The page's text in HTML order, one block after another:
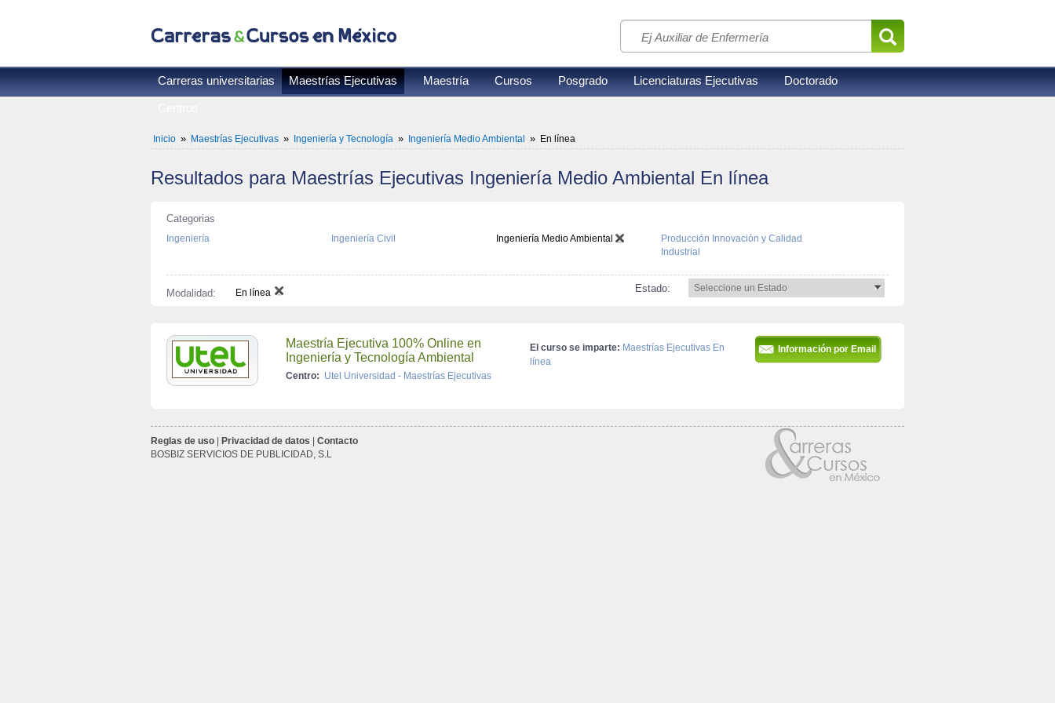
Carreras universitarias Maestrías Ejecutivas Maestría Cursos Posgrado Licenciaturas Ejecutivas Doctorado
Inicio » Maestrías Ejecutivas » Ingeniería y Tecnología » Ingeniería Medio Ambiental » En línea
Resultados para Maestrías Ejecutivas Ingeniería Medio Ambiental En línea
Categorias
Ingeniería Ingeniería Civil Ingeniería Medio Ambiental
Producción Innovación y Calidad
Industrial
Modalidad: En línea Estado: Seleccione un Estado
Maestría Ejecutiva 100% Online en
Ingeniería y Tecnología Ambiental
Centro: Utel Universidad - Maestrías Ejecutivas
El curso se imparte: Maestrías Ejecutivas En
línea
Información por Email
Reglas de uso Privacidad de datos
Contacto
BOSBIZ SERVICIOS DE PUBLICIDAD, S.L